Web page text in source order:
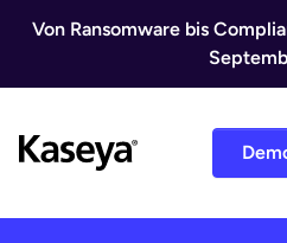
Von Ransomware bis